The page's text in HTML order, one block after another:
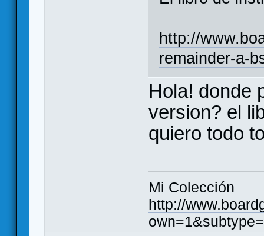
http://
remainder-a-
Hola! donde
version? el
quiero todo
Mi Colección
http://